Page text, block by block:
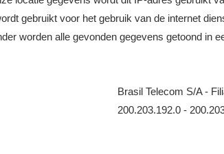
gebruikt voor het gebruik van de internet
worden alle gevonden gegevens getoond in
Brasil Telecom S/A -
200.203.192.0 -